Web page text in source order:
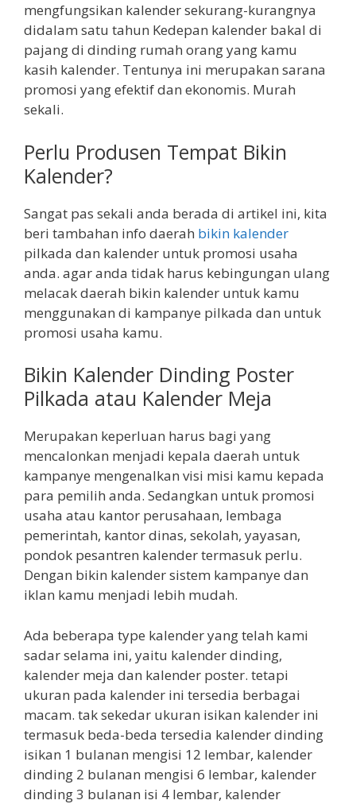
mengfungsikan kalender sekurang-kurangnya
didalam satu tahun Kedepan kalender bakal di
pajang di dinding rumah orang yang kamu
kasih kalender. Tentunya ini merupakan sarana
promosi yang efektif dan ekonomis. Murah
sekali.
Perlu Produsen Tempat Bikin
Kalender?
Sangat pas sekali anda berada di artikel ini, kita
beri tambahan info daerah bikin kalender
pilkada dan kalender untuk promosi usaha
anda. agar anda tidak harus kebingungan ulang
melacak daerah bikin kalender untuk kamu
menggunakan di kampanye pilkada dan untuk
promosi usaha kamu.
Bikin Kalender Dinding Poster
Pilkada atau Kalender Meja
Merupakan keperluan harus bagi yang
mencalonkan menjadi kepala daerah untuk
kampanye mengenalkan visi misi kamu kepada
para pemilih anda. Sedangkan untuk promosi
usaha atau kantor perusahaan, lembaga
pemerintah, kantor dinas, sekolah, yayasan,
pondok pesantren kalender termasuk perlu.
Dengan bikin kalender sistem kampanye dan
iklan kamu menjadi lebih mudah.
Ada beberapa type kalender yang telah kami
sadar selama ini, yaitu kalender dinding,
kalender meja dan kalender poster. tetapi
ukuran pada kalender ini tersedia berbagai
macam. tak sekedar ukuran isikan kalender ini
termasuk beda-beda tersedia kalender dinding
isikan 1 bulanan mengisi 12 lembar, kalender
dinding 2 bulanan mengisi 6 lembar, kalender
dinding 3 bulanan isi 4 lembar, kalender